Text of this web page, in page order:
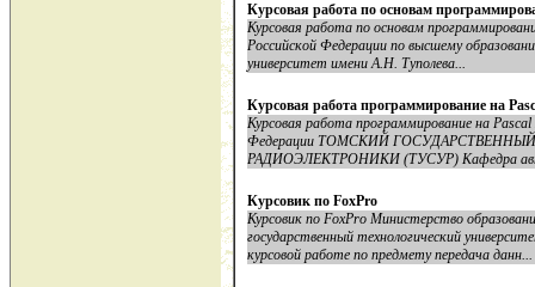
Курсовая работа по основам
Курсовая работа по основам
Российской Федерации по высшему
университет имени А.Н. Туполева...
Курсовая работа программирование на
Курсовая работа программирование на
Федерации ТОМСКИЙ
РАДИОЭЛЕКТРОНИКИ (ТУСУР) Кафедра
Курсовик по FoxPro
Курсовик по FoxPro Министерство
государственный технологический
курсовой работе по предмету передача данн...